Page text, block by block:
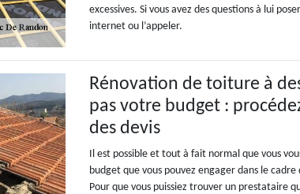
excessives. Si vous avez des questions à lui
internet ou l’appeler.
Rénovation de toiture à
pas votre budget :
des devis
Il est possible et tout à fait normal que vous
budget que vous pouvez engager dans le
Pour que vous puissiez trouver un prestataire